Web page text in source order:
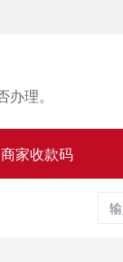
理。
商家收款码